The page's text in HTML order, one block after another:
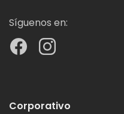
Síguenos en:
Corporativo